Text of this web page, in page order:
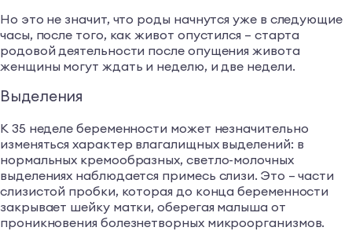
Но это не значит, что роды начнутся уже в следующие
часы, после того, как живот опустился – старта
родовой деятельности после опущения живота
женщины могут ждать и неделю, и две недели.
Выделения
К 35 неделе беременности может незначительно
изменяться характер влагалищных выделений: в
нормальных кремообразных, светло-молочных
выделениях наблюдается примесь слизи. Это – части
слизистой пробки, которая до конца беременности
закрывает шейку матки, оберегая малыша от
проникновения болезнетворных микроорганизмов.